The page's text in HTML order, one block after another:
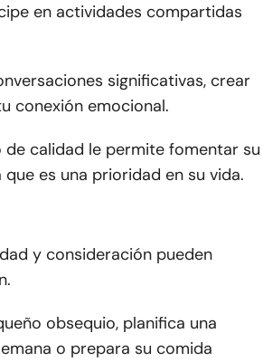
en actividades compartidas
significativas, crear
conexión emocional.
de calidad le permite fomentar su
es una prioridad en su vida.
y consideración pueden
obsequio, planifica una
o prepara su comida